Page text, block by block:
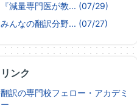
『減量専門医が教... (07/29)
みんなの翻訳分野... (07/27)
リンク
翻訳の専門校フェロー・アカデミ
ー